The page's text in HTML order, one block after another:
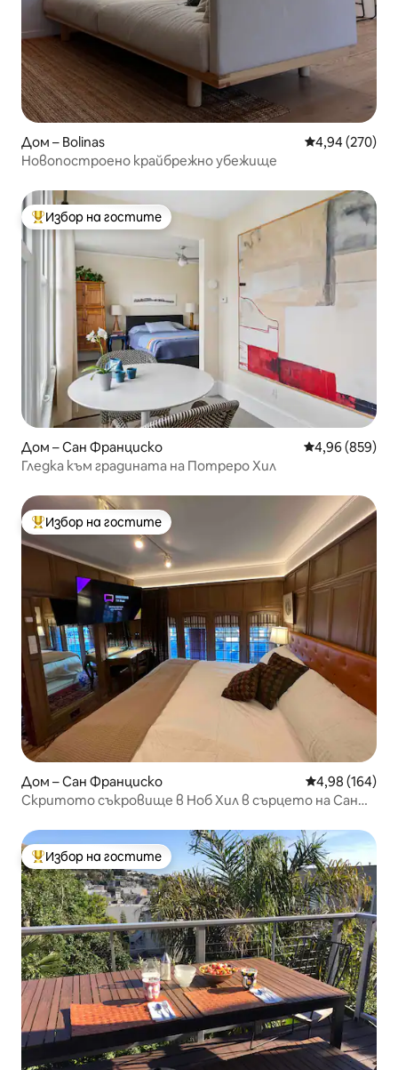
Дом – Bolinas Средна
4,94 (270)
Новопостроено крайбрежно убежище
Най-популярен избор на гостите
Избор на гостите
Дом – Сан Франциско Средна
4,96 (859)
Гледка към градината на Потреро Хил
Най-популярен избор на гостите
Избор на гостите
Дом – Сан Франциско Средна
4,98 (164)
Скритото съкровище в Ноб Хил в сърцето на Сан
Най-популярен избор на гостите
Избор на гостите